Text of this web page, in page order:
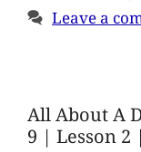
Leave a
All About A
9 | Lesson 2